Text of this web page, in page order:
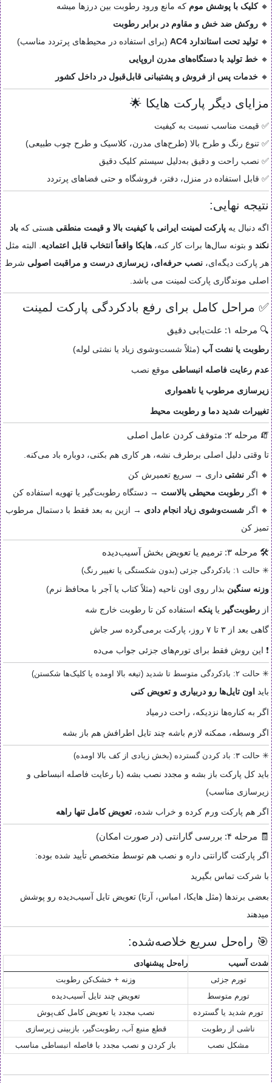
🔸کلیک با پوشش موم که مانع ورود رطوبت بین درزها میشه
🔸 روکش ضد خش و مقاوم در برابر رطوبت
🔸 تولید تحت استاندارد AC4
(برای استفاده در محیط‌های پرتردد مناسب)
🔸 خط تولید با دستگاه‌های مدرن اروپایی
🔸 خدمات پس از فروش و پشتیبانی قابل‌قبول در داخل کشور
مزایای دیگر پارکت هایکا 🌟
✅ قیمت مناسب نسبت به کیفیت
✅ تنوع رنگ و طرح بالا (طرح‌های مدرن، کلاسیک و طرح چوب طبیعی)
✅ نصب راحت و دقیق به‌دلیل سیستم کلیک دقیق
✅ قابل استفاده در منزل، دفتر، فروشگاه و حتی فضاهای پرتردد
نتیجه نهایی:
اگه دنبال یه پارکت لمینت ایرانی با کیفیت بالا و قیمت منطقی هستی که باد
نکندو بتونه سال‌ها برات کار کنه، هایکا واقعاً انتخاب قابل اعتمادیه . البته مثل
هر پارکت دیگه‌ای، نصب حرفه‌ای، زیرسازی درست و مراقبت اصولی شرط
اصلی موندگاری پارکت لمینت می باشد.
✅ مراحل کامل برای رفع بادکردگی پارکت لمینت
🔍 مرحله ۱: علت‌یابی دقیق
رطوبت یا نشت آب (مثلاً شست‌وشوی زیاد یا نشتی لوله)
عدم رعایت فاصله انبساطی موقع نصب
زیرسازی مرطوب یا ناهمواری
تغییرات شدید دما و رطوبت محیط
🧯 مرحله ۲: متوقف کردن عامل اصلی
تا وقتی دلیل اصلی برطرف نشه، هر کاری هم بکنی، دوباره باد می‌کنه.
🔸 اگر نشتی داری → سریع تعمیرش کن
🔸 اگر رطوبت محیطی بالاست → دستگاه رطوبت‌گیر یا تهویه استفاده کن
🔸 اگر شست‌وشوی زیاد انجام دادی → ازین به بعد فقط با دستمال مرطوب
تمیز کن
🛠 مرحله ۳: ترمیم یا تعویض بخش آسیب‌دیده
✳ حالت ۱: بادکردگی جزئی (بدون شکستگی یا تغییر رنگ)
وزنه سنگین بذار روی اون ناحیه (مثلاً کتاب یا آجر با محافظ نرم)
از رطوبت‌گیر یا پنکه استفاده کن تا رطوبت خارج شه
گاهی بعد از ۳ تا ۷ روز، پارکت برمی‌گرده سر جاش
❗ این روش فقط برای تورم‌های جزئی جواب می‌ده
✳ حالت ۲: بادکردگی متوسط تا شدید (تیغه بالا اومده یا کلیک‌ها شکستن)
باید اون تایل‌ها رو دربیاری و تعویض کنی
اگر به کناره‌ها نزدیکه، راحت درمیاد
اگر وسطه، ممکنه لازم باشه چند تایل اطرافش هم باز بشه
✳ حالت ۳: باد کردن گسترده (بخش زیادی از کف بالا اومده)
باید کل پارکت باز بشه و مجدد نصب بشه (با رعایت فاصله انبساطی و
زیرسازی مناسب)
اگر هم پارکت ورم کرده و خراب شده، تعویض کامل تنها راهه
🧾 مرحله ۴: بررسی گارانتی (در صورت امکان)
اگر پارکتت گارانتی داره و نصب هم توسط متخصص تأیید شده بوده:
با شرکت تماس بگیرید
بعضی برندها (مثل هایکا، امباس، آرتا) تعویض تایل آسیب‌دیده رو پوشش
میدهند
🎯 راه‌حل سریع خلاصه‌شده:
شدت آسیب
راه‌حل پیشنهادی
تورم جزئی
وزنه + خشک‌کن رطوبت
تورم متوسط
تعویض چند تایل آسیب‌دیده
تورم شدید یا گسترده
نصب مجدد یا تعویض کامل کف‌پوش
ناشی از رطوبت
قطع منبع آب، رطوبت‌گیر، بازبینی زیرسازی
مشکل نصب
باز کردن و نصب مجدد با فاصله انبساطی مناسب